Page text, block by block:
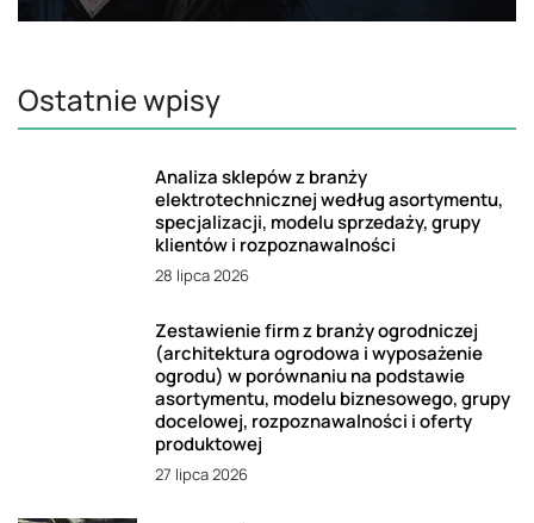
Ostatnie wpisy
Analiza sklepów z branży
elektrotechnicznej według asortymentu,
specjalizacji, modelu sprzedaży, grupy
klientów i rozpoznawalności
28 lipca 2026
Zestawienie firm z branży ogrodniczej
(architektura ogrodowa i wyposażenie
ogrodu) w porównaniu na podstawie
asortymentu, modelu biznesowego, grupy
docelowej, rozpoznawalności i oferty
produktowej
27 lipca 2026